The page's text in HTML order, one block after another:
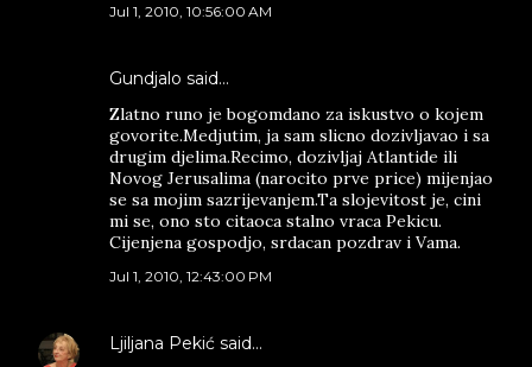
Jul 1, 2010, 10:56:00 AM
Gundjalo said…
Zlatno runo je bogomdano za iskustvo o kojem
govorite.Medjutim, ja sam slicno dozivljavao i sa
drugim djelima.Recimo, dozivljaj Atlantide ili
Novog Jerusalima (narocito prve price) mijenjao
se sa mojim sazrijevanjem.Ta slojevitost je, cini
mi se, ono sto citaoca stalno vraca Pekicu.
Cijenjena gospodjo, srdacan pozdrav i Vama.
Jul 1, 2010, 12:43:00 PM
Ljiljana Pekić said…